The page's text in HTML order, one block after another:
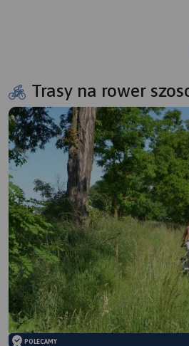
Trasy na rower
POLECAMY